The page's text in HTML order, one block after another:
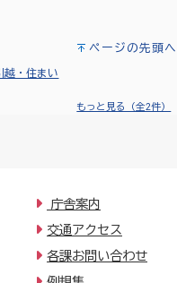
ページの先頭へ
越・住まい
もっと見る（全2件）
庁舎案内
交通アクセス
各課お問い合わせ